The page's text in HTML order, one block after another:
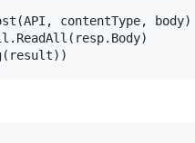
contentType, body)